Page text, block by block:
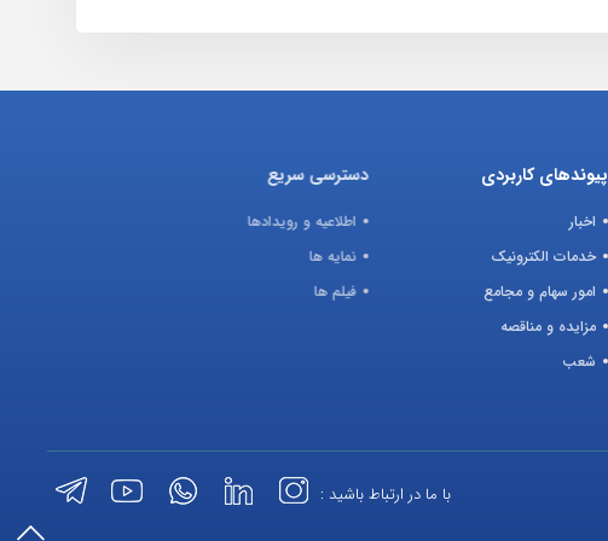
پیوندهای کاربردی
اخبار
خدمات الکترونیک
امور سهام و مجامع
مزایده و مناقصه
شعب
دسترسی سریع
اطلاعیه و رویدادها
با ما در ارتباط باشید :